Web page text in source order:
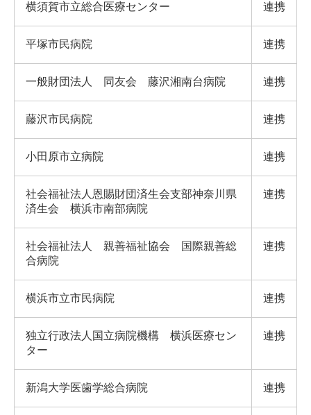
横須賀市立総合医療センター 連携
平塚市民病院 連携
一般財団法人 同友会 藤沢湘南台病院 連携
藤沢市民病院 連携
小田原市立病院 連携
社会福祉法人恩賜財団済生会支部神奈川県
済生会 横浜市南部病院
連携
社会福祉法人 親善福祉協会 国際親善総
合病院
連携
横浜市立市民病院 連携
独立行政法人国立病院機構 横浜医療セン
ター
連携
新潟大学医歯学総合病院 連携